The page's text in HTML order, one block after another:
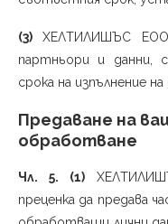
(3) ХЕЛТИЛИШЪС
партньори и данни,
срока на изпълнение на
Предаване на
обработване
Чл. 5. (1)
преценка да предава